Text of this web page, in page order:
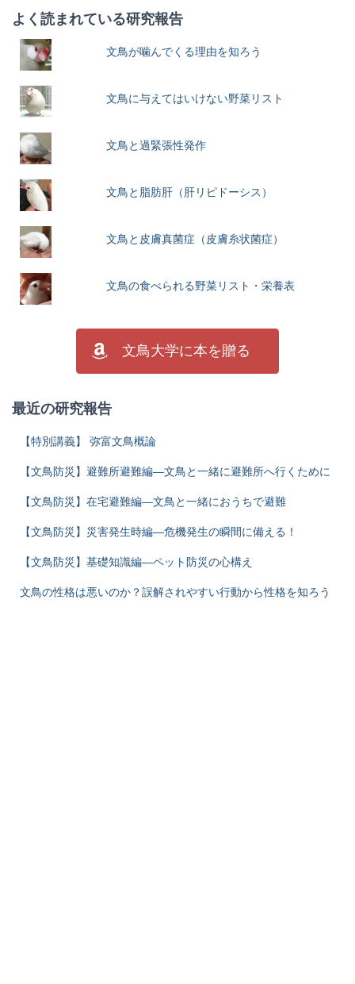
よく読まれている研究報告
文鳥が噛んでくる理由を知ろう
文鳥に与えてはいけない野菜リスト
文鳥と過緊張性発作
文鳥と脂肪肝（肝リピドーシス）
文鳥と皮膚真菌症（皮膚糸状菌症）
文鳥の食べられる野菜リスト・栄養表
文鳥大学に本を贈る
最近の研究報告
【特別講義】 弥富文鳥概論
【文鳥防災】避難所避難編―文鳥と一緒に避難所へ行くために
【文鳥防災】在宅避難編―文鳥と一緒におうちで避難
【文鳥防災】災害発生時編―危機発生の瞬間に備える！
【文鳥防災】基礎知識編―ペット防災の心構え
文鳥の性格は悪いのか？誤解されやすい行動から性格を知ろう